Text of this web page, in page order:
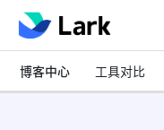
博客中心 工具对比